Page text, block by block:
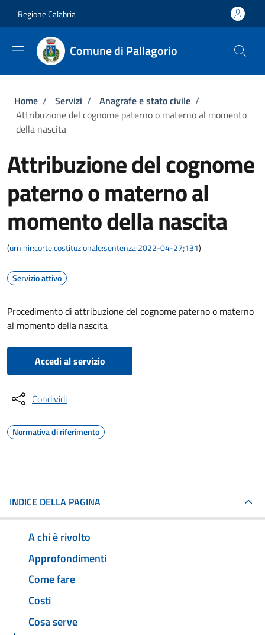
Regione Calabria
Comune di Pallagorio
Briciole di pane
Home / Servizi / Anagrafe e stato civile /
Attribuzione del cognome paterno o materno al momento
della nascita
Attribuzione del cognome
paterno o materno al
momento della nascita
(urn:nir:corte.costituzionale:sentenza:2022-04-27;131)
Servizio attivo
Procedimento di attribuzione del cognome paterno o materno
al momento della nascita
Accedi al servizio
Condividi
Normativa di riferimento
INDICE DELLA PAGINA
A chi è rivolto
Approfondimenti
Come fare
Costi
Cosa serve